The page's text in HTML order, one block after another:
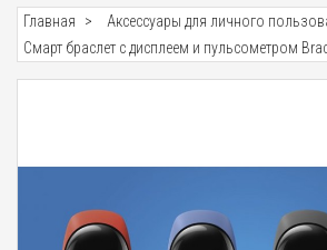
Главная
Аксессуары для личного
Смарт браслет с дисплеем и пульсометром